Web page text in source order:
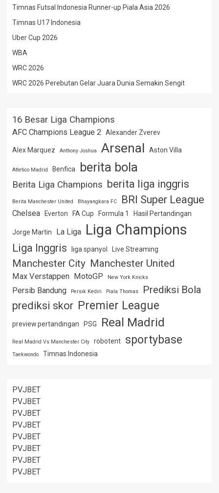
Timnas Futsal Indonesia Runner-up Piala Asia 2026
Timnas U17 Indonesia
Uber Cup 2026
WBA
WRC 2026
WRC 2026 Perebutan Gelar Juara Dunia Semakin Sengit
16 Besar Liga Champions
AFC Champions League 2 Alexander Zverev
Alex Marquez Anthony Joshua Arsenal Aston Villa
Atletico Madrid Benfica berita bola
Berita Liga Champions berita liga inggris
Berita Manchester United Bhayangkara FC BRI Super League
Chelsea Everton FA Cup Formula 1 Hasil Pertandingan
Jorge Martin La Liga Liga Champions
Liga Inggris liga spanyol Live Streaming
Manchester City Manchester United
Max Verstappen MotoGP New York Knicks
Persib Bandung Persik Kediri Piala Thomas Prediksi Bola
prediksi skor Premier League
preview pertandingan PSG Real Madrid
Real Madrid Vs Manchester City robotent sportybase
Taekwondo Timnas Indonesia
PVJBET
PVJBET
PVJBET
PVJBET
PVJBET
PVJBET
PVJBET
PVJBET